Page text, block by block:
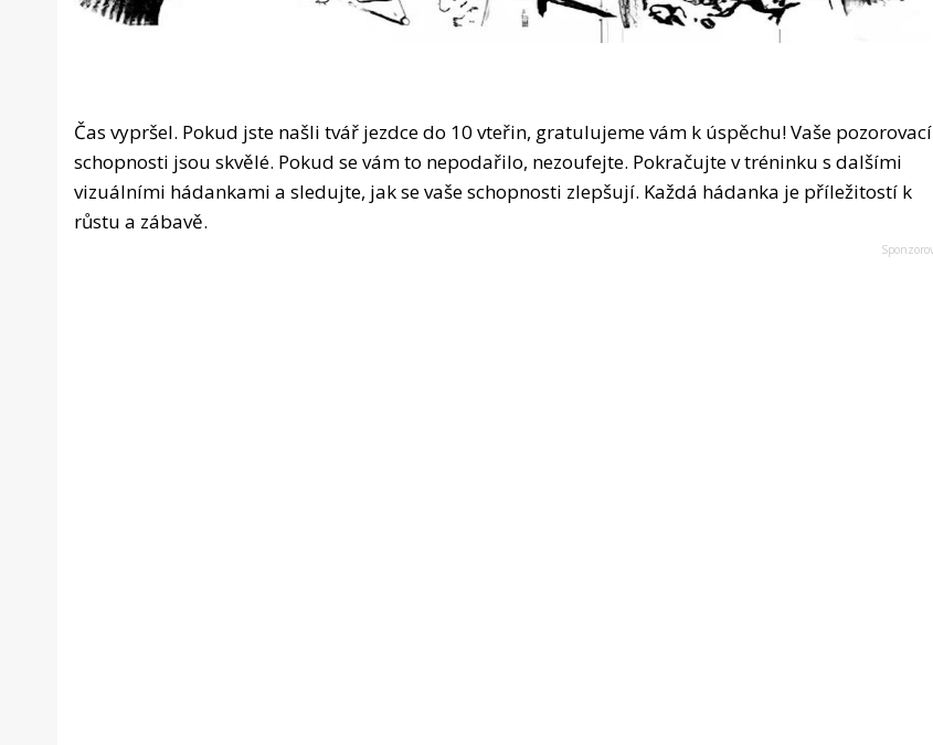
Čas vypršel. Pokud jste našli tvář jezdce do 10 vteřin, gratulujeme vám k úspěchu! Vaše pozorovací
schopnosti jsou skvělé. Pokud se vám to nepodařilo, nezoufejte. Pokračujte v tréninku s dalšími
vizuálními hádankami a sledujte, jak se vaše schopnosti zlepšují. Každá hádanka je příležitostí k
růstu a zábavě.